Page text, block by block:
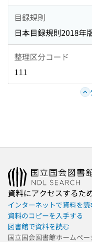
目録規則
日本目録規則2018年
整理区分コード
111
資料にアクセスするた
インターネットで資料を読
資料のコピーを入手する
図書館で資料を読む
国立国会図書館ホームペー